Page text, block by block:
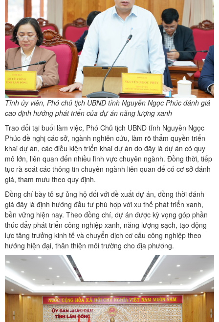
Tỉnh ủy viên, Phó chủ tịch UBND tỉnh Nguyễn Ngọc Phúc đánh giá
cao định hướng phát triển của dự án năng lượng xanh
Trao đổi tại buổi làm việc, Phó Chủ tịch UBND tỉnh Nguyễn Ngọc
Phúc đề nghị các sở, ngành nghiên cứu, làm rõ thẩm quyền triển
khai dự án, các điều kiện triển khai dự án do đây là dự án có quy
mô lớn, liên quan đến nhiều lĩnh vực chuyên ngành. Đồng thời, tiếp
tục rà soát các thông tin chuyên ngành liên quan để có cơ sở đánh
giá, tham mưu theo quy định.
Đồng chí bày tỏ sự ủng hộ đối với đề xuất dự án, đồng thời đánh
giá đây là định hướng đầu tư phù hợp với xu thế phát triển xanh,
bền vững hiện nay. Theo đồng chí, dự án được kỳ vọng góp phần
thúc đẩy phát triển công nghiệp xanh, năng lượng sạch, tạo động
lực tăng trưởng kinh tế và chuyển dịch cơ cấu công nghiệp theo
hướng hiện đại, thân thiện môi trường cho địa phương.